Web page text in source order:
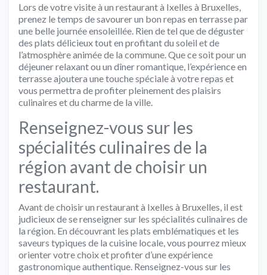
Lors de votre visite à un restaurant à Ixelles à Bruxelles,
prenez le temps de savourer un bon repas en terrasse par
une belle journée ensoleillée. Rien de tel que de déguster
des plats délicieux tout en profitant du soleil et de
l’atmosphère animée de la commune. Que ce soit pour un
déjeuner relaxant ou un dîner romantique, l’expérience en
terrasse ajoutera une touche spéciale à votre repas et
vous permettra de profiter pleinement des plaisirs
culinaires et du charme de la ville.
Renseignez-vous sur les
spécialités culinaires de la
région avant de choisir un
restaurant.
Avant de choisir un restaurant à Ixelles à Bruxelles, il est
judicieux de se renseigner sur les spécialités culinaires de
la région. En découvrant les plats emblématiques et les
saveurs typiques de la cuisine locale, vous pourrez mieux
orienter votre choix et profiter d’une expérience
gastronomique authentique. Renseignez-vous sur les